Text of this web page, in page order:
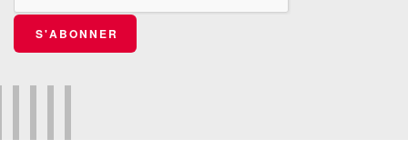
S'ABONNER